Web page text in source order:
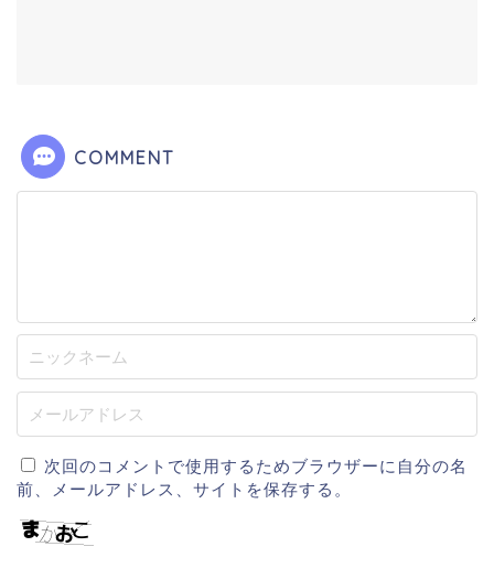
COMMENT
次回のコメントで使用するためブラウザーに自分の名
前、メールアドレス、サイトを保存する。